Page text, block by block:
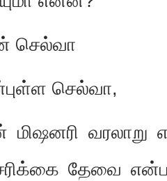
செல்வா
செல்வா,
மிஷனரி வரலாறு
தேவை